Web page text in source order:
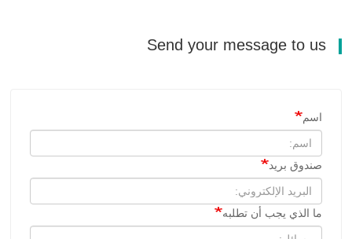
اسم
صندوق بريد
ما الذي يجب أن تطلبه